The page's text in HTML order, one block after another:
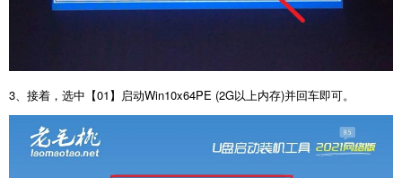
3、接着，选中【01】启动Win10x64PE (2G以上内存)并回车即可。